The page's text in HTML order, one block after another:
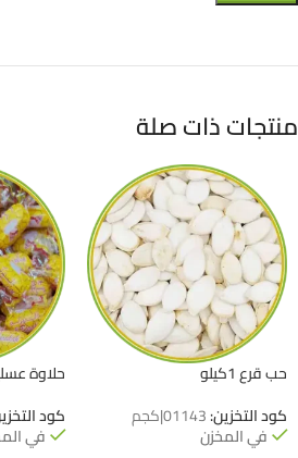
منتجات ذات صلة
حب قرع 1كيلو
كود التخزين:01143|كجم
في المخزن
حلاوة عسلية
كود
في